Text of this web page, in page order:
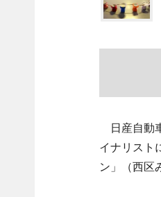
日産自動
イナリスト
ン」（西区